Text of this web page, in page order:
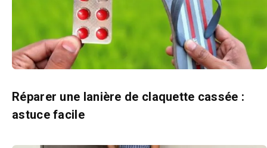
Réparer une lanière de claquette cassée :
astuce facile